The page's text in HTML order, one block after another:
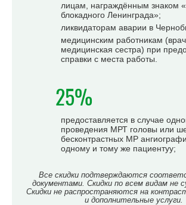
лицам, награждённым знаком
блокадного Ленинграда»;
ликвидаторам аварии в
медицинским работникам
медицинская сестра) при
справки с места работы.
25%
предоставляется в случае
проведения МРТ головы или
бесконтрастных МР
одному и тому же пациентуу;
Все скидки подтверждаются
документами. Скидки по всем видам не
Скидки не распространяются на
и дополнительные услуги.